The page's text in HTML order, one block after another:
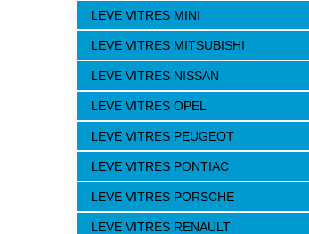
LEVE VITRES MINI
LEVE VITRES MITSUBISHI
LEVE VITRES NISSAN
LEVE VITRES OPEL
LEVE VITRES PEUGEOT
LEVE VITRES PONTIAC
LEVE VITRES PORSCHE
LEVE VITRES RENAULT